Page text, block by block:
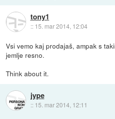
tony1
:: 15. mar 2014, 12:04
Vsi vemo kaj prodajaš, ampak s
jemlje resno.
Think about it.
jype
:: 15. mar 2014, 12:11